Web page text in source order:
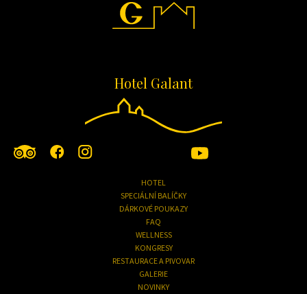
Hotel Galant
HOTEL
SPECIÁLNÍ BALÍČKY
DÁRKOVÉ POUKAZY
FAQ
WELLNESS
KONGRESY
RESTAURACE A PIVOVAR
GALERIE
NOVINKY